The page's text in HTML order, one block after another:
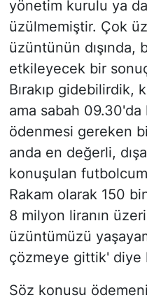
yönetim kurulu ya
üzülmemiştir. Çok
üzüntünün dışında,
etkileyecek bir
Bırakıp gidebilirdik,
ama sabah
ödenmesi gereken
anda en değerli,
konuşulan
Rakam olarak 150
8 milyon liranın
üzüntümüzü
çözmeye gittik' diye
Söz konusu